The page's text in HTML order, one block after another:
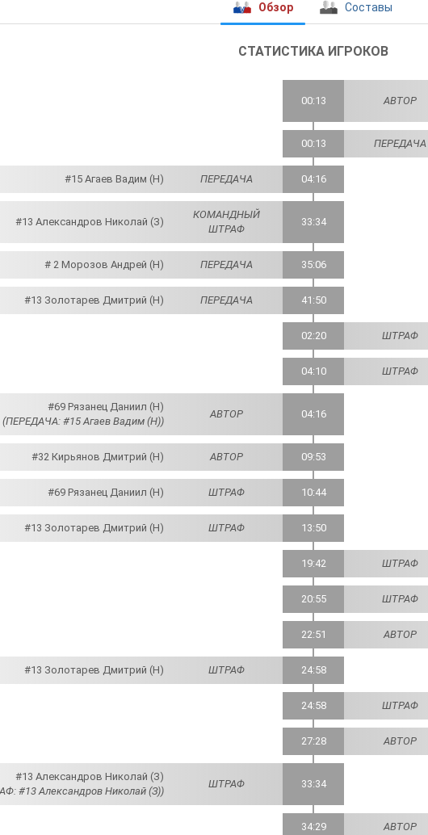
Обзор Составы
СТАТИСТИКА ИГРОКОВ
00:13 АВТОР
00:13 ПЕРЕДАЧА
#15 Агаев Вадим (Н) ПЕРЕДАЧА 04:16
#13 Александров Николай (З)
КОМАНДНЫЙ
ШТРАФ
33:34
# 2 Морозов Андрей (Н) ПЕРЕДАЧА 35:06
#13 Золотарев Дмитрий (Н) ПЕРЕДАЧА 41:50
02:20 ШТРАФ
04:10 ШТРАФ
#69 Рязанец Даниил (Н)
(ПЕРЕДАЧА: #15 Агаев Вадим (Н))
АВТОР 04:16
#32 Кирьянов Дмитрий (Н) АВТОР 09:53
#69 Рязанец Даниил (Н) ШТРАФ 10:44
#13 Золотарев Дмитрий (Н) ШТРАФ 13:50
19:42 ШТРАФ
20:55 ШТРАФ
22:51 АВТОР
#13 Золотарев Дмитрий (Н) ШТРАФ 24:58
24:58 ШТРАФ
27:28 АВТОР
#13 Александров Николай (З)
#13 Александров Николай (З))
ШТРАФ 33:34
34:29 АВТОР